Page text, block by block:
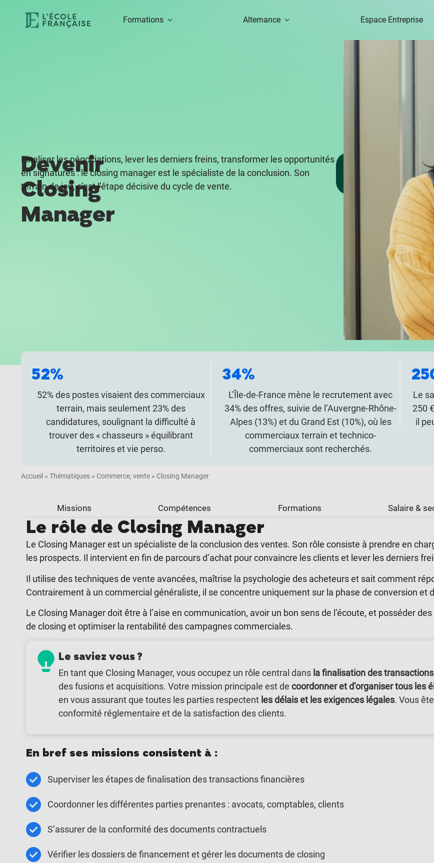
Formations Alternance Espace Entreprise
Devenir
Closing
Manager
Finaliser les négociations, lever les derniers freins, transformer les opportunités
en signatures : le closing manager est le spécialiste de la conclusion. Son
terrain de jeu, c’est l’étape décisive du cycle de vente.
52%
52% des postes visaient des commerciaux
terrain, mais seulement 23% des
candidatures, soulignant la difficulté à
trouver des « chasseurs » équilibrant
territoires et vie perso.
34%
L’Île-de-France mène le recrutement avec
34% des offres, suivie de l’Auvergne-Rhône-
Alpes (13%) et du Grand Est (10%), où les
commerciaux terrain et technico-
commerciaux sont recherchés.
Le
250
il
Accueil » Thématiques » Commerce, vente » Closing Manager
Missions Compétences Formations Salaire &
Le rôle de Closing Manager
Le Closing Manager est un spécialiste de la conclusion des ventes. Son rôle consiste à prendre en
les prospects. Il intervient en fin de parcours d’achat pour convaincre les clients et lever les derniers
Il utilise des techniques de vente avancées, maîtrise la psychologie des acheteurs et sait comment
Contrairement à un commercial généraliste, il se concentre uniquement sur la phase de conversion et
Le Closing Manager doit être à l’aise en communication, avoir un bon sens de l’écoute, et posséder
de closing et optimiser la rentabilité des campagnes commerciales.
Le saviez vous ?
En tant que Closing Manager, vous occupez un rôle central dans la finalisation des
des fusions et acquisitions. Votre mission principale est de coordonner et d’organiser tous les
en vous assurant que toutes les parties respectent les délais et les exigences légales. Vous
conformité réglementaire et de la satisfaction des clients.
En bref ses missions consistent à :
Superviser les étapes de finalisation des transactions financières
Coordonner les différentes parties prenantes : avocats, comptables, clients
S’assurer de la conformité des documents contractuels
Vérifier les dossiers de financement et gérer les documents de closing